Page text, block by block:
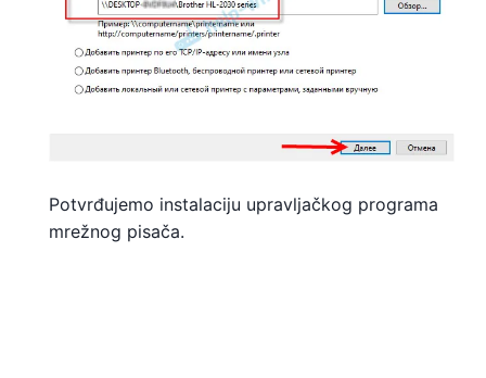
Potvrđujemo instalaciju upravljačkog programa
mrežnog pisača.